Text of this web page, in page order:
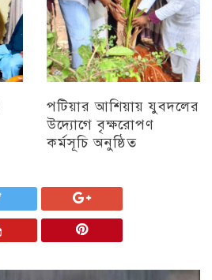
পটিয়ার আশিয়ায় যুবদলের
উদ্যোগে বৃক্ষরোপণ
কর্মসূচি অনুষ্ঠিত